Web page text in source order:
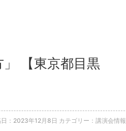
【東京都目黒
：2023年12月8日 カテゴリー：講演会情報